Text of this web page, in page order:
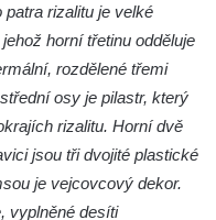
ve
rizalitu je velké
horní třetinu odděluje
rozdělené třemi
osy je pilastr, který
rizalitu. Horní dvě
jsou tři dvojité plastické
je vejcovcový dekor.
vyplněné desíti